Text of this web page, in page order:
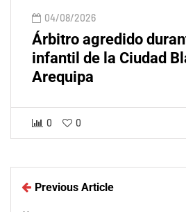
04/08/2026
Árbitro agredido
infantil de la Ciudad
Arequipa
0 0
Previous Article